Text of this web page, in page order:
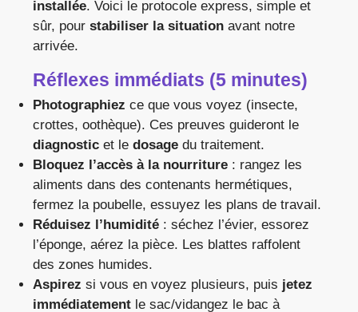
installée. Voici le protocole express, simple et
sûr, pour stabiliser la situation avant notre
arrivée.
Réflexes immédiats (5 minutes)
Photographiez ce que vous voyez (insecte,
crottes, oothèque). Ces preuves guideront le
diagnostic et le dosage du traitement.
Bloquez l’accès à la nourriture : rangez les
aliments dans des contenants hermétiques,
fermez la poubelle, essuyez les plans de travail.
Réduisez l’humidité : séchez l’évier, essorez
l’éponge, aérez la pièce. Les blattes raffolent
des zones humides.
Aspirez si vous en voyez plusieurs, puis jetez
immédiatement le sac/vidangez le bac à